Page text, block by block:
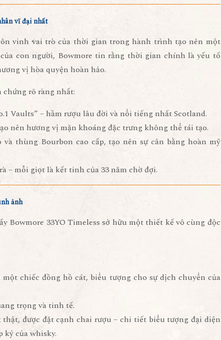
vĩ đại nhất
vinhvai trò của thời gian trong hành trình tạo nên một
con người, Bowmore tin rằng thời gian chính là yếu tố
vị hòa quyện hoàn hảo.
chứng rõ ràng nhất:
Vaults” – hầm rượu lâu đời và nổi tiếng nhất Scotland.
nên hương vị mặn khoáng đặc trưng không thể tái tạo.
và thùng Bourbon cao cấp, tạo nên sự cân bằng hoàn mỹ
– mỗi giọt là kết tinh của33 năm chờ đợi.
ảnh
Bowmore 33YO Timeless sở hữu một thiết kế vô cùng độc
một chiếcđồng hồ cát, biểu tượng cho sự dịch chuyển của
trọng và tinh tế.
thật, được đặt cạnh chai rượu – chi tiết biểu tượng đại diện
của whisky.